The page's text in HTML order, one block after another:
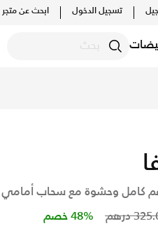
تسجيل الدخول ابحث عن متجر
كامل وحشوة مع سحاب أمامي
Price reduced
درهم to 48% خصم